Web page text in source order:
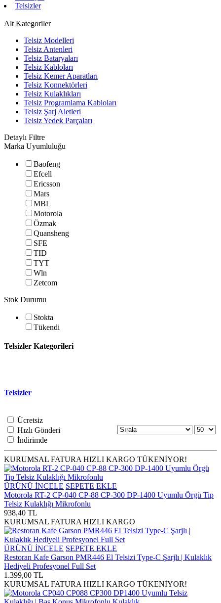
Telsizler
Alt Kategoriler
Telsiz Modelleri
Telsiz Antenleri
Telsiz Bataryaları
Telsiz Kabloları
Telsiz Kemer Aparatları
Telsiz Konnektörleri
Telsiz Kulaklıkları
Telsiz Programlama Kabloları
Telsiz Şarj Aletleri
Telsiz Yedek Parçaları
Detaylı Filtre
Marka Uyumluluğu
Baofeng
Efcell
Ericsson
Mars
MBL
Motorola
Özmak
Quansheng
SFE
TID
TYT
Wln
Zetcom
Stok Durumu
Stokta
Tükendi
Telsizler Kategorileri
Telsizler
Ücretsiz
Hızlı Gönderi
İndirimde
KURUMSAL FATURA HIZLI KARGO TÜKENİYOR!
ÜRÜNÜ İNCELE SEPETE EKLE
Motorola RT-2 CP-040 CP-88 CP-300 DP-1400 Uyumlu Örgü Tip
Telsiz Kulaklığı Mikrofonlu
938,40 TL
KURUMSAL FATURA HIZLI KARGO
ÜRÜNÜ İNCELE SEPETE EKLE
Restoran Kafe Garson PMR446 El Telsizi Type-C Şarjlı | Kulaklık
Hediyeli Profesyonel Full Set
1.399,00 TL
KURUMSAL FATURA HIZLI KARGO TÜKENİYOR!